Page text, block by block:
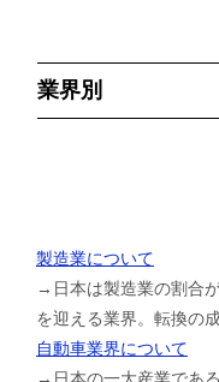
業界別
製造業について
→日本は製造業の割合
を迎える業界。転換の
自動車業界について
→日本の一大産業であ